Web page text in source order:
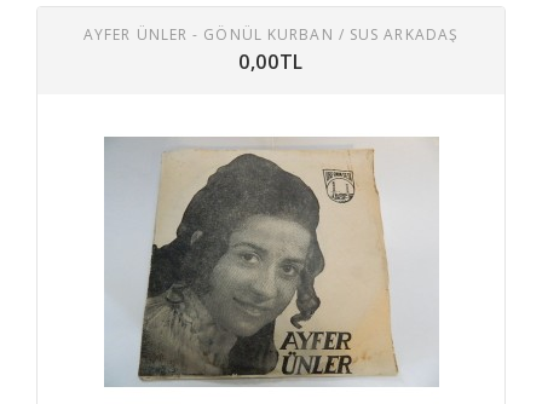
AYFER ÜNLER - GÖNÜL KURBAN / SUS ARKADAŞ
0,00TL